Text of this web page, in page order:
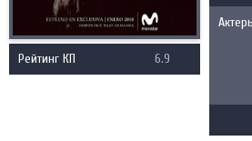
Рейтинг КП 6.9